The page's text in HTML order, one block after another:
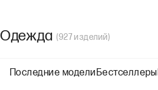
Одежда (927 изделий)
Последние модели Бестселлеры